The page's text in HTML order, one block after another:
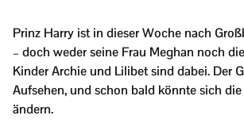
Prinz Harry ist in dieser Woche nach
– doch weder seine Frau Meghan noch
Kinder Archie und Lilibet sind dabei. Der
Aufsehen, und schon bald könnte sich
ändern.